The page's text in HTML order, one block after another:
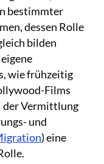
bestimmter
dessen Rolle
bilden
wie frühzeitig
Films
der Vermittlung
und
) eine